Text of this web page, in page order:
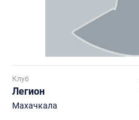
Клуб
Легион
Махачкала